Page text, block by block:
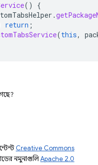
()
{
.
return ;
(this,
Creative Commons
নমুনাগুলিApache 2.0